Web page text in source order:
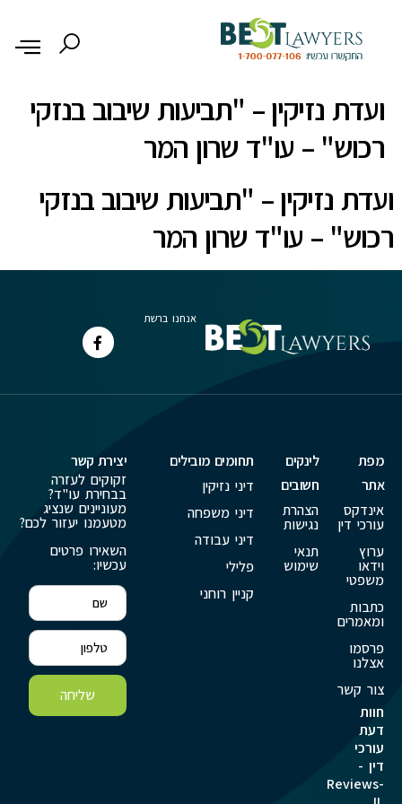
ועדת נזיקין – "תביעות שיבוב בנזקי
רכוש" – עו"ד שרון המר
ועדת נזיקין – "תביעות שיבוב בנזקי
רכוש" – עו"ד שרון המר
אנחנו ברשת
מפת
אתר
אינדקס
עורכי דין
ערוץ
וידאו
משפטי
כתבות
ומאמרים
פרסמו
אצלנו
צור קשר
חוות
דעת
עורכי
דין -
Reviews-
לינקים
חשובים
הצהרת
נגישות
תנאי
שימוש
תחומים מובילים
דיני נזיקין
דיני משפחה
דיני עבודה
פלילי
קניין רוחני
יצירת קשר
זקוקים לעזרה
בבחירת עו"ד?
מעוניינים שנציג
מטעמנו יעזור לכם?
השאירו פרטים
עכשיו:
שליחה